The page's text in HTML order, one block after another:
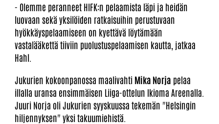
- Olemme peranneet HIFK:n pelaamista läpi ja heidän
luovaan sekä yksilöiden ratkaisuihin perustuvaan
hyökkäyspelaamiseen on kyettävä löytämään
vastalääkettä tiiviin puolustuspelaamisen kautta, jatkaa
Hahl.
Jukurien kokoonpanossa maalivahti Mika Norja pelaa
illalla uransa ensimmäisen Liiga-ottelun Ikioma Areenalla.
Juuri Norja oli Jukurien syyskuussa tekemän "Helsingin
hiljennyksen" yksi takuumiehistä.